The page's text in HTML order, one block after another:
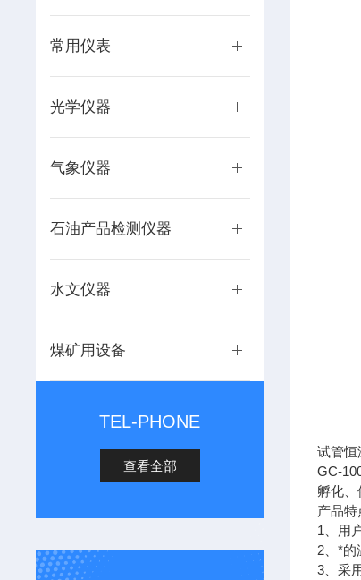
常用仪表
光学仪器
气象仪器
石油产品检测仪器
水文仪器
煤矿用设备
TEL-PHONE
查看全部
试管恒
GC-
孵化
产品特
1、用
2、*的
3、采